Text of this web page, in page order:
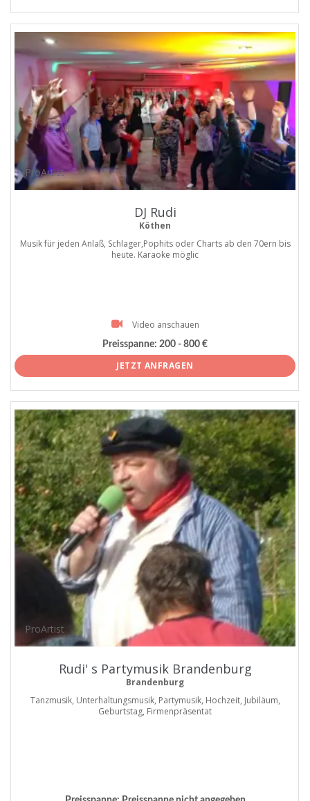
ProArtist
DJ Rudi
Köthen
Musik für jeden Anlaß, Schlager,Pophits oder Charts ab den 70ern bis
heute. Karaoke möglic
Video anschauen
Preisspanne: 200 - 800 €
JETZT ANFRAGEN
ProArtist
Rudi' s Partymusik Brandenburg
Brandenburg
Tanzmusik, Unterhaltungsmusik, Partymusik, Hochzeit, Jubiläum,
Geburtstag, Firmenpräsentat